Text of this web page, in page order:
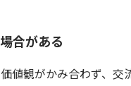
合がある
値観がかみ合わず、交